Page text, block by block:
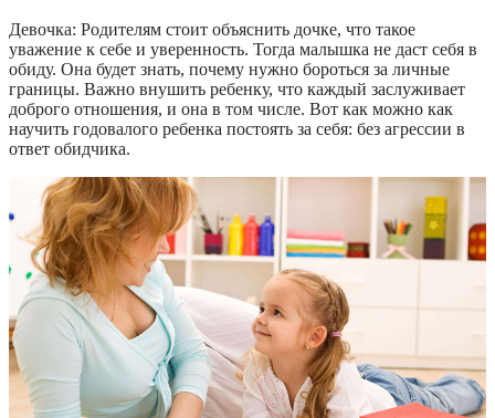
Девочка: Родителям стоит объяснить дочке, что такое
уважение к себе и уверенность. Тогда малышка не даст себя в
обиду. Она будет знать, почему нужно бороться за личные
границы. Важно внушить ребенку, что каждый заслуживает
доброго отношения, и она в том числе. Вот как можно как
научить годовалого ребенка постоять за себя: без агрессии в
ответ обидчика.